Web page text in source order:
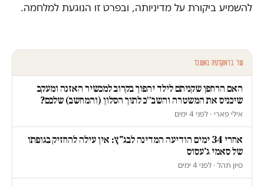
להשמיע ביקורת על מדיניותה, ובפרט זו הנוגעת למלחמה.
עוד בדמוקרטיה במשבר
האם הרחפן שקניתם לילד יהפוך בקרוב למכשיר האזנה ומעקב
שיכניס את המשטרה והשב״כ לתוך הסלון (והמחשב) שלכם?
אילי פארי · לפני 4 ימים
אחרי 34 ימים הודיעה המדינה לבג"ץ: אין עילה להחזיק בגופתו
של סאמי ג'עסוס
סיון תהל · לפני 4 ימים